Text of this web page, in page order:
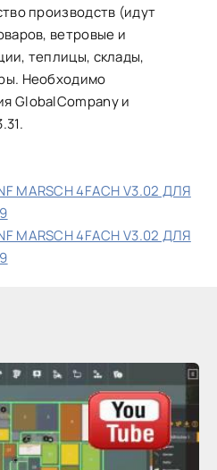
производств (идут
ветровые и
теплицы, склады,
Необходимо
GlobalCompany и
MARSCH 4FACH V3.02 ДЛЯ
MARSCH 4FACH V3.02 ДЛЯ